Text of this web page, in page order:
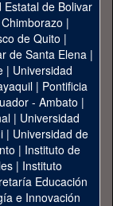
Estatal de Bolivar
|
de Quito |
de Santa Elena|
| Universidad
| Pontificia
- Ambato |
| Universidad
| Universidad de
| Instituto de
| Instituto
Educación
e Innovación